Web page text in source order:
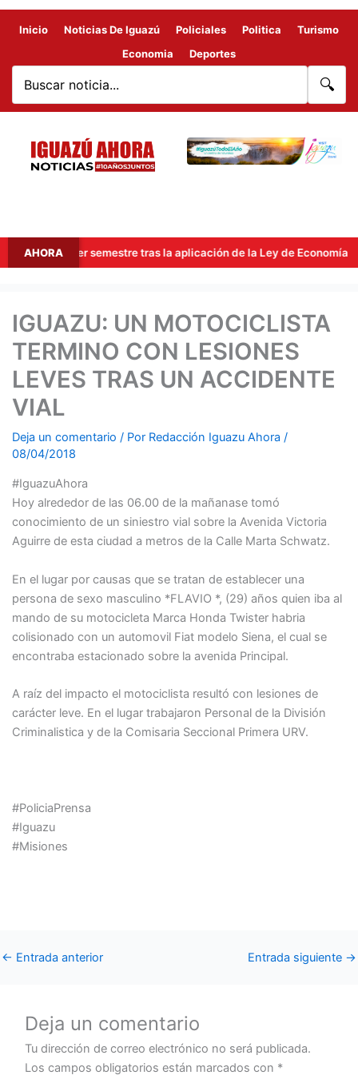
Inicio Noticias De Iguazú Policiales Politica
Turismo
Economia
Deportes
🔍
AHORA
primer semestre tras la aplicación de la Ley de Economía del
IGUAZU: UN MOTOCICLISTA
TERMINO CON LESIONES
LEVES TRAS UN ACCIDENTE
VIAL
Deja un comentario / Por Redacción Iguazu Ahora /
08/04/2018
#IguazuAhora
Hoy alrededor de las 06.00 de la mañanase tomó
conocimiento de un siniestro vial sobre la Avenida Victoria
Aguirre de esta ciudad a metros de la Calle Marta Schwatz.
En el lugar por causas que se tratan de establecer una
persona de sexo masculino *FLAVIO *, (29) años quien iba al
mando de su motocicleta Marca Honda Twister habria
colisionado con un automovil Fiat modelo Siena, el cual se
encontraba estacionado sobre la avenida Principal.
A raíz del impacto el motociclista resultó con lesiones de
carácter leve. En el lugar trabajaron Personal de la División
Criminalistica y de la Comisaria Seccional Primera URV.
#PoliciaPrensa
#Iguazu
#Misiones
← Entrada anterior Entrada siguiente →
Deja un comentario
Tu dirección de correo electrónico no será publicada.
Los campos obligatorios están marcados con *